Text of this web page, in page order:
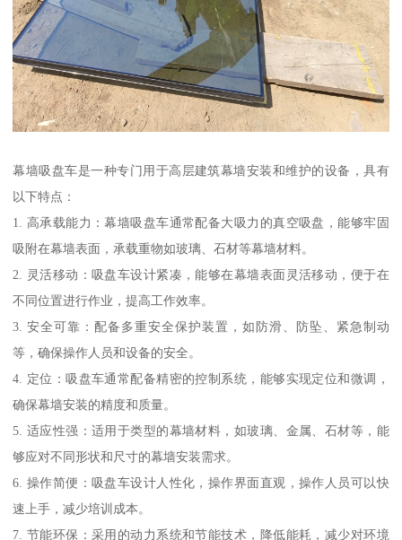
幕墙吸盘车是一种专门用于高层建筑幕墙安装和维护的设备，具有
以下特点：
1. 高承载能力：幕墙吸盘车通常配备大吸力的真空吸盘，能够牢固
吸附在幕墙表面，承载重物如玻璃、石材等幕墙材料。
2. 灵活移动：吸盘车设计紧凑，能够在幕墙表面灵活移动，便于在
不同位置进行作业，提高工作效率。
3. 安全可靠：配备多重安全保护装置，如防滑、防坠、紧急制动
等，确保操作人员和设备的安全。
4. 定位：吸盘车通常配备精密的控制系统，能够实现定位和微调，
确保幕墙安装的精度和质量。
5. 适应性强：适用于类型的幕墙材料，如玻璃、金属、石材等，能
够应对不同形状和尺寸的幕墙安装需求。
6. 操作简便：吸盘车设计人性化，操作界面直观，操作人员可以快
速上手，减少培训成本。
7. 节能环保：采用的动力系统和节能技术，降低能耗，减少对环境